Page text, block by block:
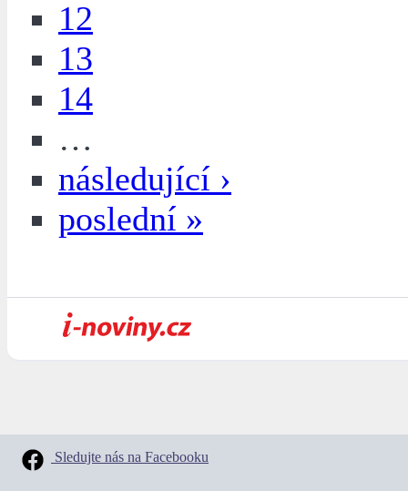
12
13
14
…
následující ›
poslední »
Sledujte nás na Facebooku